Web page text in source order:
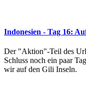
Indonesien - Tag 16:
Der "Aktion"-Teil des
Schluss noch ein paar
wir auf den Gili Inseln.